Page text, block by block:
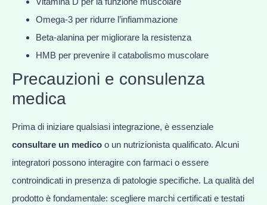
Omega-3 per ridurre l’infiammazione
Beta-alanina per migliorare la resistenza
HMB per prevenire il catabolismo muscolare
Precauzioni e consulenza
medica
Prima di iniziare qualsiasi integrazione, è essenziale
consultare un medico o un nutrizionista qualificato. Alcuni
integratori possono interagire con farmaci o essere
controindicati in presenza di patologie specifiche. La qualità del
prodotto è fondamentale: scegliere marchi certificati e testati